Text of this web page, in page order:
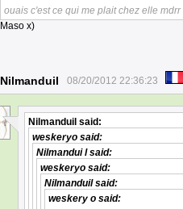
ouais c'est ce qui me plait chez elle mdrr
Maso x)
Nilmanduil 08/20/2012 22:36:23
Nilmanduil said:
weskeryo said:
Nilmandui lsaid:
weskeryo said:
Nilmanduilsaid:
weskery o said: